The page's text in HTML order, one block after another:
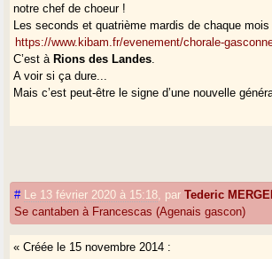
notre chef de choeur !
Les seconds et quatrième mardis de chaque
https://www.kibam.fr/evenement/chorale-
C’est à Rions des Landes
A voir si ça dure...
Mais c’est peut-être le signe d’une nouvelle
# Le 13 février 2020 à 15:18 parTederic
Se cantaben à Francescas (Agenais gascon)
« Créée le 15 novembre 2014 :